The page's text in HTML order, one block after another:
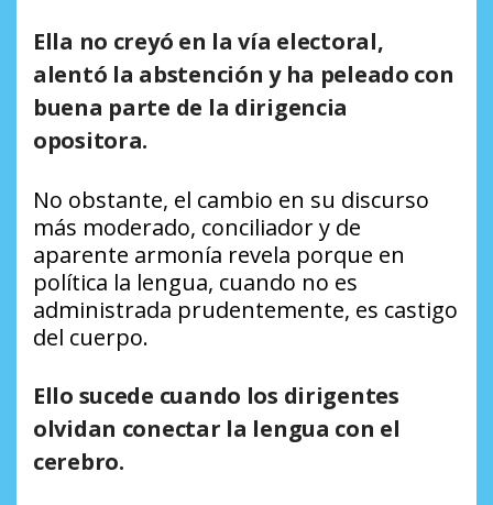
Ella no creyó en la vía electoral,
alentó la abstención y ha peleado con
buena parte de la dirigencia
opositora.
No obstante, el cambio en su discurso
más moderado, conciliador y de
aparente armonía revela porque en
política la lengua, cuando no es
administrada prudentemente, es castigo
del cuerpo.
Ello sucede cuando los dirigentes
olvidan conectar la lengua con el
cerebro.